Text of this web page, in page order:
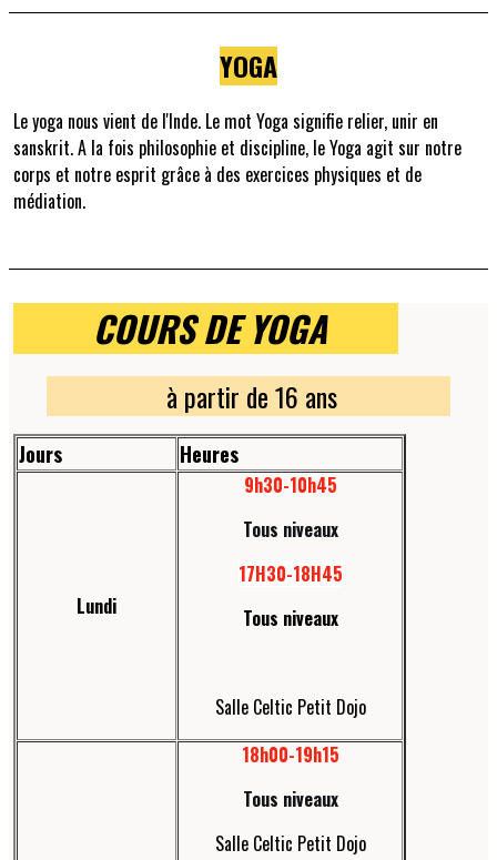
YOGA
Le yoga nous vient de l'Inde. Le mot Yoga signifie relier, unir en
sanskrit. A la fois philosophie et discipline, le Yoga agit sur notre
corps et notre esprit grâce à des exercices physiques et de
médiation.
COURS DE YOGA
à partir de 16 ans
Jours Heures
Lundi
9h30-10h45
Tous niveaux
17H30-18H45
Tous niveaux
Salle Celtic Petit Dojo
18h00-19h15
Tous niveaux
Salle Celtic Petit Dojo